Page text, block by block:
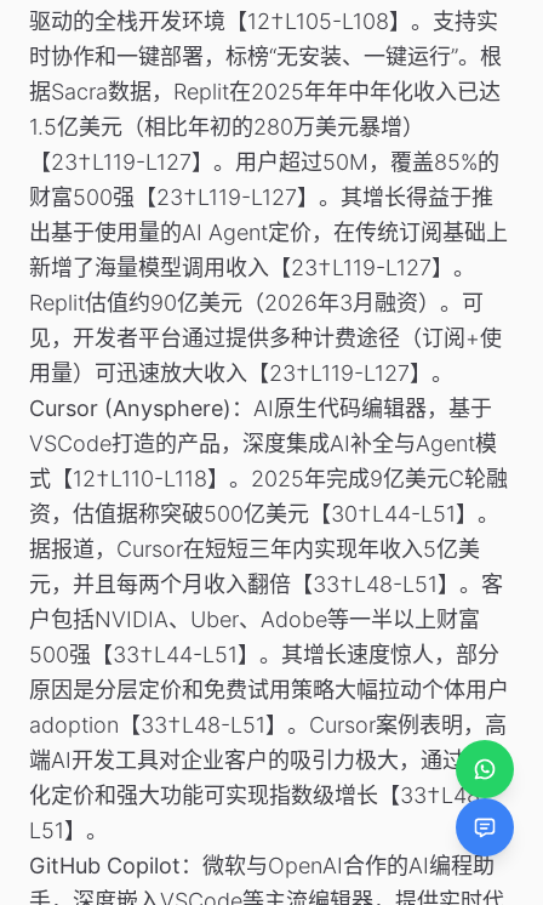
驱动的全栈开发环境【12†L105-L108】。支持实
时协作和一键部署，标榜“无安装、一键运行”。根
据Sacra数据，Replit在2025年年中年化收入已达
1.5亿美元（相比年初的280万美元暴增）
【23†L119-L127】。用户超过50M，覆盖85%的
财富500强【23†L119-L127】。其增长得益于推
出基于使用量的AI Agent定价，在传统订阅基础上
新增了海量模型调用收入【23†L119-L127】。
Replit估值约90亿美元（2026年3月融资）。可
见，开发者平台通过提供多种计费途径（订阅+使
用量）可迅速放大收入【23†L119-L127】。
Cursor (Anysphere) ：AI原生代码编辑器，基于
VSCode打造的产品，深度集成AI补全与Agent模
式【12†L110-L118】。2025年完成9亿美元C轮融
资，估值据称突破500亿美元【30†L44-L51】。
据报道，Cursor在短短三年内实现年收入5亿美
元，并且每两个月收入翻倍【33†L48-L51】。客
户包括NVIDIA、Uber、Adobe等一半以上财富
500强【33†L44-L51】。其增长速度惊人，部分
原因是分层定价和免费试用策略大幅拉动个体用户
adoption【33†L48-L51】。Cursor案例表明，高
端AI开发工具对企业客户的吸引力极大，通过层次
化定价和强大功能可实现指数级增长【33†L48-
L51】。
GitHub Copilot：微软与OpenAI合作的AI编程助